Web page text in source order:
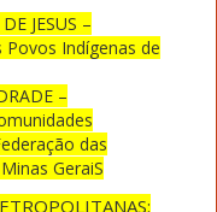
JESUS –
Indígenas de
–
das
GeraiS